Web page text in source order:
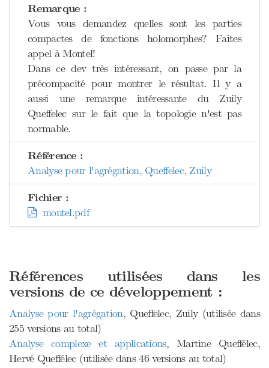
Remarque :
Vous vous demandez quelles sont les parties
compactes de fonctions holomorphes? Faites
appel à Montel!
Dans ce dev très intéressant, on passe par la
précompacité pour montrer le résultat. Il y a
aussi une remarque intéressante du Zuily
Queffelec sur le fait que la topologie n'est pas
normable.
Référence :
Analyse pour l'agrégation, Queffelec, Zuily
Fichier :
montel.pdf
Références utilisées dans les
versions de ce développement :
Analyse pour l'agrégation, Queffelec, Zuily (utilisée dans
255 versions au total)
Analyse complexe et applications, Martine Queffélec,
Hervé Queffélec (utilisée dans 46 versions au total)